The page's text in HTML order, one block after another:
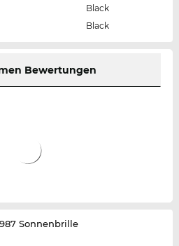
Black
Black
Bewertungen
Sonnenbrille